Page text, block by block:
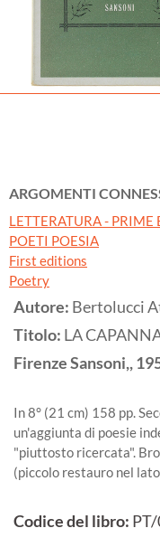
ARGOMENTI
LETTERATURA - PRIME
POETI POESIA
First editions
Poetry
Autore: Bertolucci
Titolo: LA
FirenzeSansoni,,
In 8° (21 cm) 158 pp.
un'aggiunta di poesie
"piuttosto ricercata".
(piccolo restauro nel
Codice del libro: